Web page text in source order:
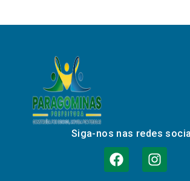
Siga-nos nas redes